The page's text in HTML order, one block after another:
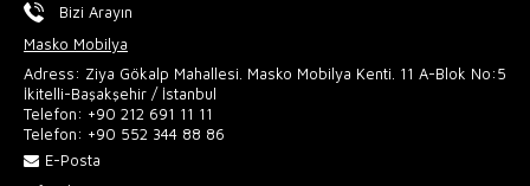
Bizi Arayın
Masko Mobilya
Adress: Ziya Gökalp Mahallesi. Masko Mobilya Kenti. 11 A-Blok No:5
İkitelli-Başakşehir / İstanbul
Telefon: +90 212 691 11 11
Telefon: +90 552 344 88 86
E-Posta